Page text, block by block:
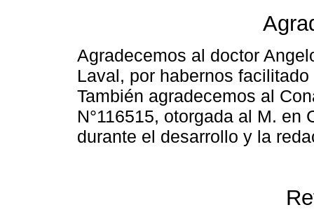
Agradecemos al doctor
Laval, por habernos
También agradecemos al
N°116515, otorgada al M. en
durante el desarrollo y la